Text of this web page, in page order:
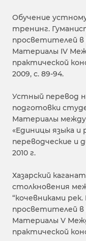
Обучение устному
тренинг.
просветителей в
Материалы IV
практической
2009, с. 89-94.
Устный перевод
подготовки
Материалы
«Единицы языка и
переводческие и
2010 г.
Хазарский
столкновения
“кочевниками
просветителей в
Материалы V
практической